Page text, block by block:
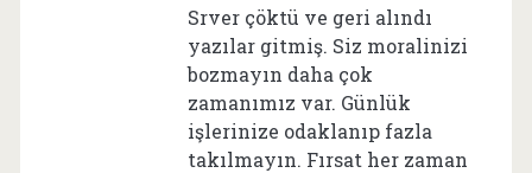
Srver çöktü ve geri alındı
yazılar gitmiş. Siz moralinizi
bozmayın daha çok
zamanımız var. Günlük
işlerinize odaklanıp fazla
takılmayın. Fırsat her zaman